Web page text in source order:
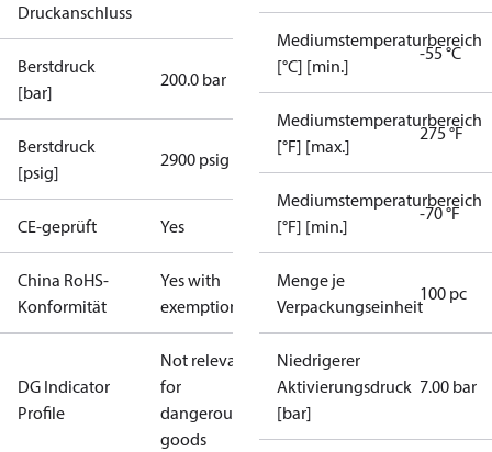
Druckanschluss
Berstdruck
[bar]
200.0 bar
Berstdruck
[psig]
2900 psig
CE-geprüft Yes
China RoHS-
Konformität
Yes with
exemptions
DG Indicator
Profile
Not relevant
for
dangerous
goods
Mediumstemperaturbereich
[°C] [min.]
-55 °C
Mediumstemperaturbereich
[°F] [max.]
275 °F
Mediumstemperaturbereich
[°F] [min.]
-70 °F
Menge je
Verpackungseinheit
100 pc
Niedrigerer
Aktivierungsdruck
[bar]
7.00 bar